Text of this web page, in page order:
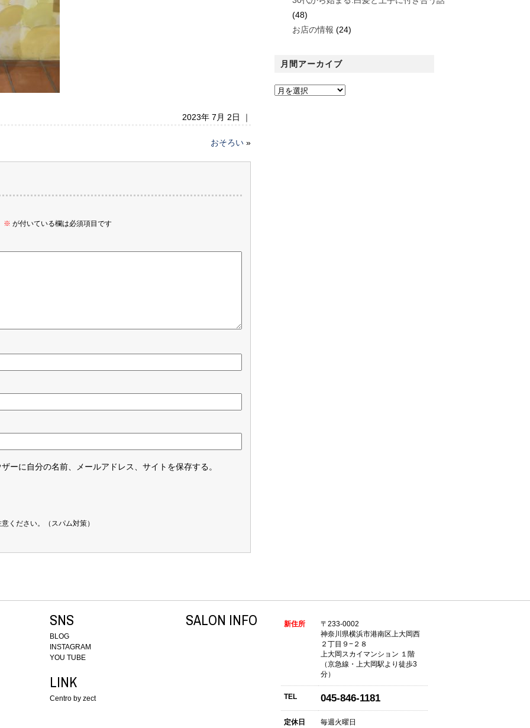
2023年 7月 2日 ｜
おそろい »
※ が付いている欄は必須項目です
ーに自分の名前、メールアドレス、サイトを保存する。
ください。（スパム対策）
(48)
お店の情報 (24)
月間アーカイブ
SNS
BLOG
INSTAGRAM
YOU TUBE
LINK
Centro by zect
SALON INFO 新住所
〒233-0002
神奈川県横浜市港南区上大岡西
２丁目９−２８
上大岡スカイマンション １階
（京急線・上大岡駅より徒歩3
分）
TEL 045-846-1181
定休日 毎週火曜日